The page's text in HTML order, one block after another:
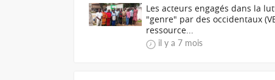
Les acteurs engagés dans la
"genre" par des occidentaux
ressource...
il y a 7 mois